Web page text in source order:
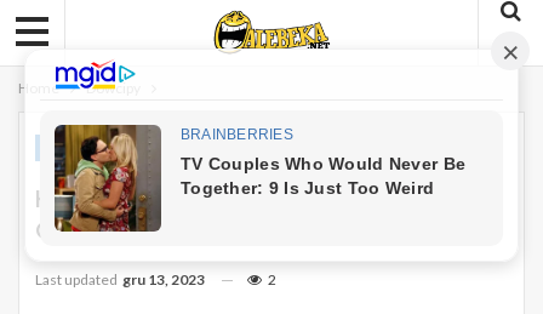
Home Dowcipy
DOWCIPY
Kawał: Sąsiad Spotyka Sąsiadkę W
Ogródku Przed Domem
Last updated gru 13, 2023 2